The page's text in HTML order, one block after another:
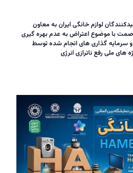
لوازم خانگی ایران به معاون
با موضوع اعتراض به عدم بهره گیری
گذاری های انجام شده توسط
ملی رفع ناترازی انرژی